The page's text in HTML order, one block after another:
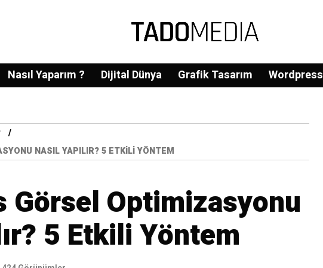
Nasıl Yaparım ? Dijital Dünya Grafik Tasarım Wordpress
NASIL YAPILIR? 5 ETKILI YÖNTEM
Görsel Optimizasyonu
5 Etkili Yöntem